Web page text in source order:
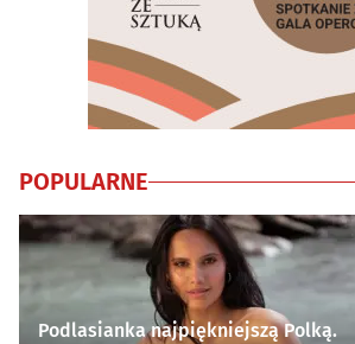
POPULARNE
Podlasianka najpiękniejszą Polką.